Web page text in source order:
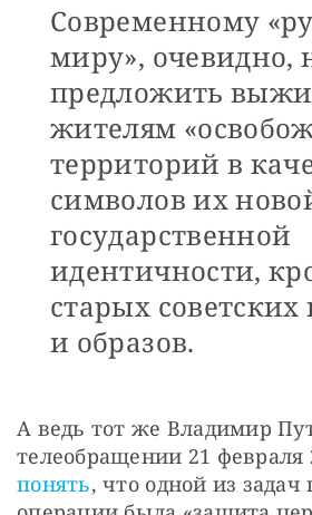
Современному
миру», очевидно,
предложить
жителям
территорий в
символов их
государственной
идентичности,
старых
и образов.
А ведь тот же Владимир
телеобращении 21 февраля
понять, что одной из задач